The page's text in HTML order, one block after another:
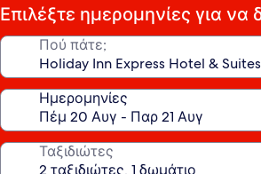
Επιλέξτε ημερομηνίες για να
Πού πάτε;
Ημερομηνίες
Ταξιδιώτες